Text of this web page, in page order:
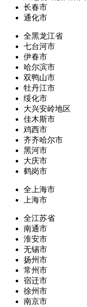
长春市
通化市
全黑龙江省
七台河市
伊春市
哈尔滨市
双鸭山市
牡丹江市
绥化市
大兴安岭地区
佳木斯市
鸡西市
齐齐哈尔市
黑河市
大庆市
鹤岗市
全上海市
上海市
全江苏省
南通市
淮安市
无锡市
扬州市
常州市
宿迁市
徐州市
南京市